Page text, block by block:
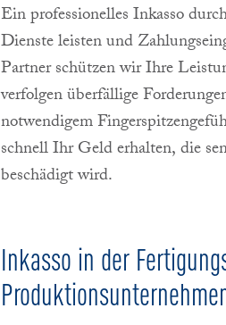
Ein professionelles Inkasso
Dienste leisten und
Partner schützen wir Ihre
verfolgen überfällige
notwendigem
schnell Ihr Geld erhalten, die
beschädigt wird.
Inkasso in der